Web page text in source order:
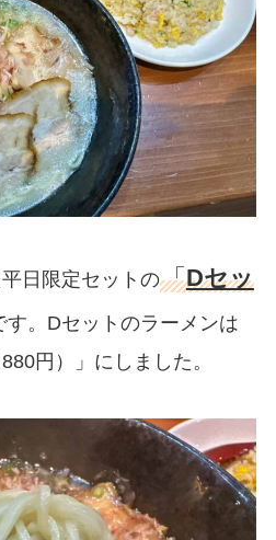
日限定セットの「Dセッ
す。Dセットのラーメンは
円）」にしました。